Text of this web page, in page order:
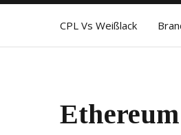
CPL Vs Weißlack